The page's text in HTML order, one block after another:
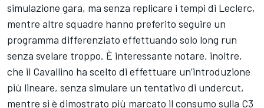
simulazione gara, ma senza replicare i tempi di Leclerc,
mentre altre squadre hanno preferito seguire un
programma differenziato effettuando solo long run
senza svelare troppo. È interessante notare, inoltre,
che il Cavallino ha scelto di effettuare un’introduzione
più lineare, senza simulare un tentativo di undercut,
mentre si è dimostrato più marcato il consumo sulla C3